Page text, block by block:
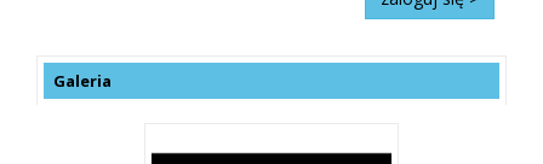
Galeria